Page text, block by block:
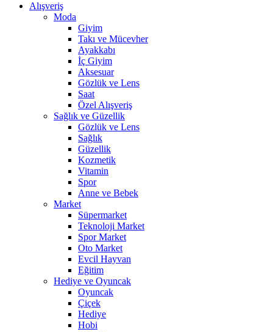
Alışveriş
Moda
Giyim
Takı ve Mücevher
Ayakkabı
İç Giyim
Aksesuar
Gözlük ve Lens
Saat
Özel Alışveriş
Sağlık ve Güzellik
Gözlük ve Lens
Sağlık
Güzellik
Kozmetik
Vitamin
Spor
Anne ve Bebek
Market
Süpermarket
Teknoloji Market
Spor Market
Oto Market
Evcil Hayvan
Eğitim
Hediye ve Oyuncak
Oyuncak
Çiçek
Hediye
Hobi